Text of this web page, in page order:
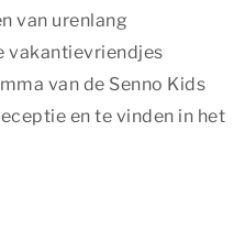
van urenlang
vakantievriendjes
van de Senno Kids
en te vinden in het